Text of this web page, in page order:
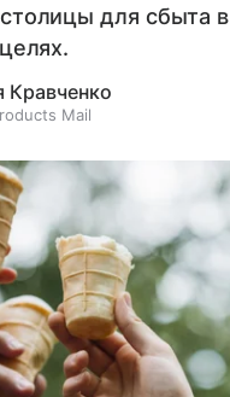
для сбыта в
Кравченко
Mail